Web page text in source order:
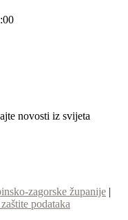
novosti iz svijeta
zagorske županije |
podataka